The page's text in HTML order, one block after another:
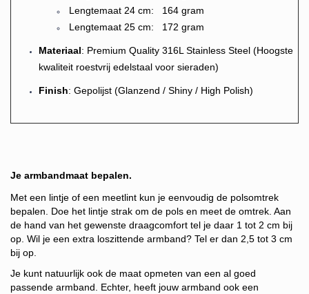
Lengtemaat 24 cm: 164 gram
Lengtemaat 25 cm: 172 gram
Materiaal: Premium Quality 316L Stainless Steel (Hoogste
kwaliteit roestvrij edelstaal voor sieraden)
Finish: Gepolijst (Glanzend / Shiny / High Polish)
Je armbandmaat bepalen.
Met een lintje of een meetlint kun je eenvoudig de polsomtrek
bepalen. Doe het lintje strak om de pols en meet de omtrek. Aan
de hand van het gewenste draagcomfort tel je daar 1 tot 2 cm bij
op. Wil je een extra loszittende armband? Tel er dan 2,5 tot 3 cm
bij op.
Je kunt natuurlijk ook de maat opmeten van een al goed
passende armband. Echter, heeft jouw armband ook een